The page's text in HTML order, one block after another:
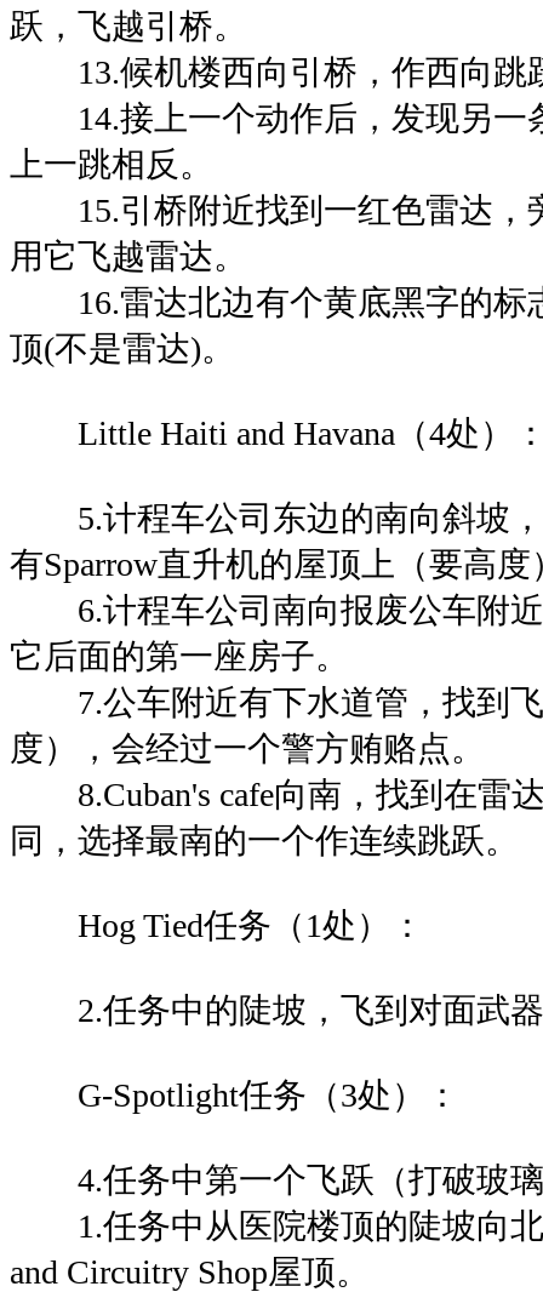
跃，飞越引桥。
13.候机楼西向引桥，作西向跳
14.接上一个动作后，发现另一
上一跳相反。
15.引桥附近找到一红色雷达，
用它飞越雷达。
16.雷达北边有个黄底黑字的标
顶(不是雷达)。
Little Haiti and Havana（4处）
5.计程车公司东边的南向斜坡，
有Sparrow直升机的屋顶上（要高度
6.计程车公司南向报废公车附近
它后面的第一座房子。
7.公车附近有下水道管，找到飞
度），会经过一个警方贿赂点。
8.Cuban's cafe向南，找到在雷
同，选择最南的一个作连续跳跃。
Hog Tied任务（1处）：
2.任务中的陡坡，飞到对面武
G-Spotlight任务（3处）：
4.任务中第一个飞跃（打破玻
1.任务中从医院楼顶的陡坡向北
and Circuitry Shop屋顶。